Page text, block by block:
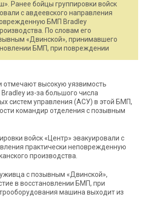
Ранее бойцы группировки войск
с авдеевского направления
БМП Bradley
По словам его
«Двинской», принимавшего
БМП, при повреждении
отмечают высокую уязвимость
из-за большого числа
систем управления (АСУ) в этой БМП,
командир отделения с позывным
войск «Центр» эвакуировали с
практически неповрежденную
производства.
с позывным «Двинской»,
в восстановлении БМП, при
машина выходит из